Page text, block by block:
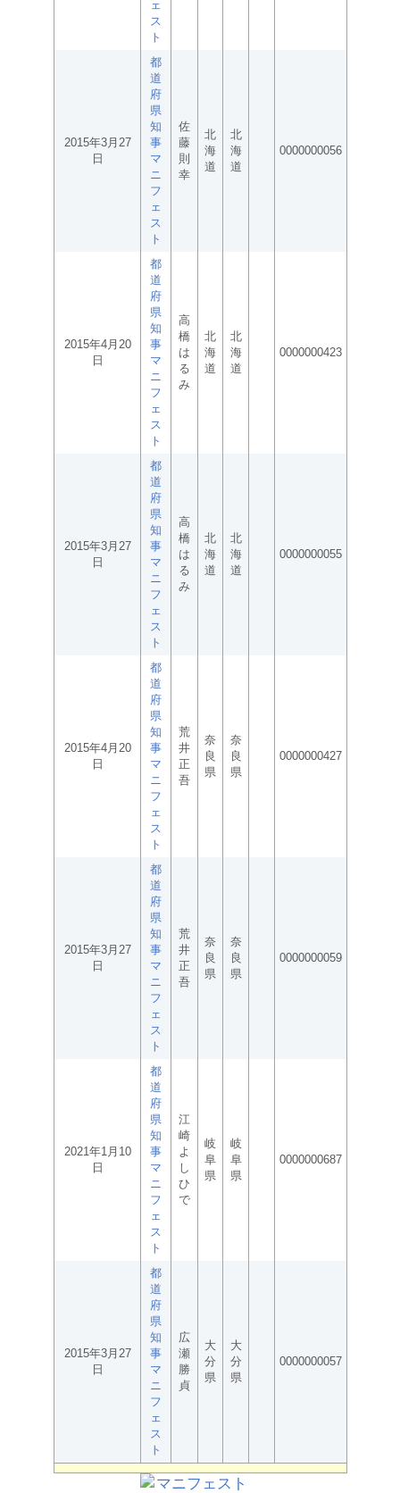
ェ
ス
ト
2015年3月27
日
都
道
府
県
知
事
マ
ニ
フ
ェ
ス
ト
佐
藤
則
幸
北
海
道
北
海
道
0000000056
2015年4月20
日
都
道
府
県
知
事
マ
ニ
フ
ェ
ス
ト
高
橋
は
る
み
北
海
道
北
海
道
0000000423
2015年3月27
日
都
道
府
県
知
事
マ
ニ
フ
ェ
ス
ト
高
橋
は
る
み
北
海
道
北
海
道
0000000055
2015年4月20
日
都
道
府
県
知
事
マ
ニ
フ
ェ
ス
ト
荒
井
正
吾
奈
良
県
奈
良
県
0000000427
2015年3月27
日
都
道
府
県
知
事
マ
ニ
フ
ェ
ス
ト
荒
井
正
吾
奈
良
県
奈
良
県
0000000059
2021年1月10
日
都
道
府
県
知
事
マ
ニ
フ
ェ
ス
ト
江
崎
よ
し
ひ
で
岐
阜
県
岐
阜
県
0000000687
2015年3月27
日
都
道
府
県
知
事
マ
ニ
フ
ェ
ス
ト
広
瀬
勝
貞
大
分
県
大
分
県
0000000057